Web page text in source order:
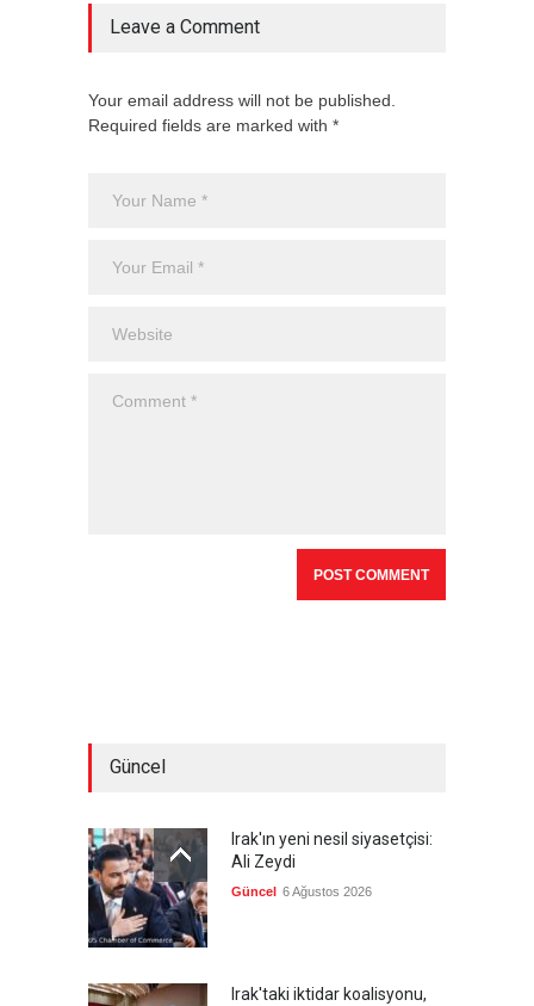
Leave a Comment
Your email address will not be published.
Required fields are marked with *
Güncel
Irak'ın yeni nesil siyasetçisi:
Ali Zeydi
Güncel 6 Ağustos 2026
Irak'taki iktidar koalisyonu,